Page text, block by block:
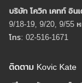
บริษัท โควิก เคทท์ อิน
9/18-19, 9/20, 9/55
โทร: 02-516-1671
ติดตาม Kovic Kate